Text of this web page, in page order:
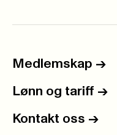
Medlemskap ->
Lønn og tariff ->
Kontakt oss ->